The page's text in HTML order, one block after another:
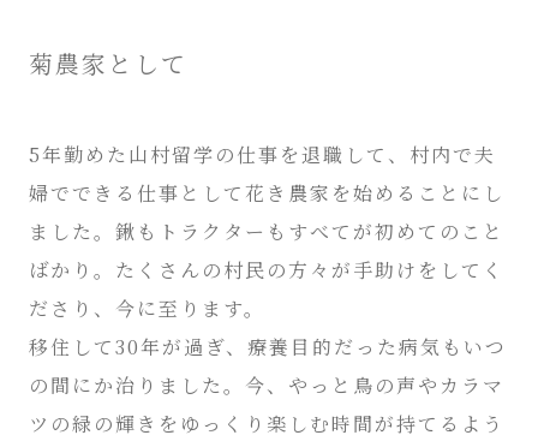
菊農家として
5年勤めた山村留学の仕事を退職して、村内で夫
婦でできる仕事として花き農家を始めることにし
ました。鍬もトラクターもすべてが初めてのこと
ばかり。たくさんの村民の方々が手助けをしてく
ださり、今に至ります。
移住して30年が過ぎ、療養目的だった病気もいつ
の間にか治りました。今、やっと鳥の声やカラマ
ツの緑の輝きをゆっくり楽しむ時間が持てるよう